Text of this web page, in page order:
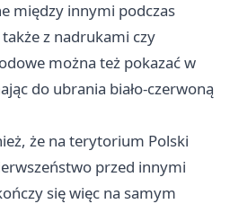
między innymi podczas
z nadrukami czy
można też pokazać w
do ubrania biało-czerwoną
że na terytorium Polski
przed innymi
się więc na samym